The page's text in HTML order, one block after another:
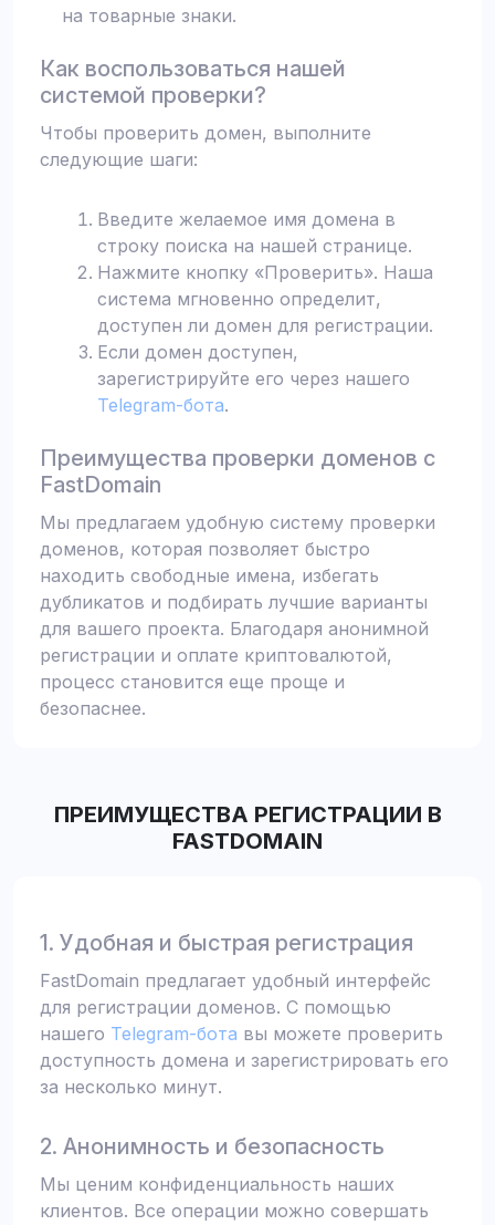
на товарные знаки.
Как воспользоваться нашей
системой проверки?
Чтобы проверить домен, выполните
следующие шаги:
Введите желаемое имя домена в
строку поиска на нашей странице.
Нажмите кнопку «Проверить». Наша
система мгновенно определит,
доступен ли домен для регистрации.
Если домен доступен,
зарегистрируйте его через нашего
Telegram-бота.
Преимущества проверки доменов с
FastDomain
Мы предлагаем удобную систему проверки
доменов, которая позволяет быстро
находить свободные имена, избегать
дубликатов и подбирать лучшие варианты
для вашего проекта. Благодаря анонимной
регистрации и оплате криптовалютой,
процесс становится еще проще и
безопаснее.
ПРЕИМУЩЕСТВА РЕГИСТРАЦИИ В
FASTDOMAIN
1. Удобная и быстрая регистрация
FastDomain предлагает удобный интерфейс
для регистрации доменов. С помощью
нашего Telegram-бота вы можете проверить
доступность домена и зарегистрировать его
за несколько минут.
2. Анонимность и безопасность
Мы ценим конфиденциальность наших
клиентов. Все операции можно совершать